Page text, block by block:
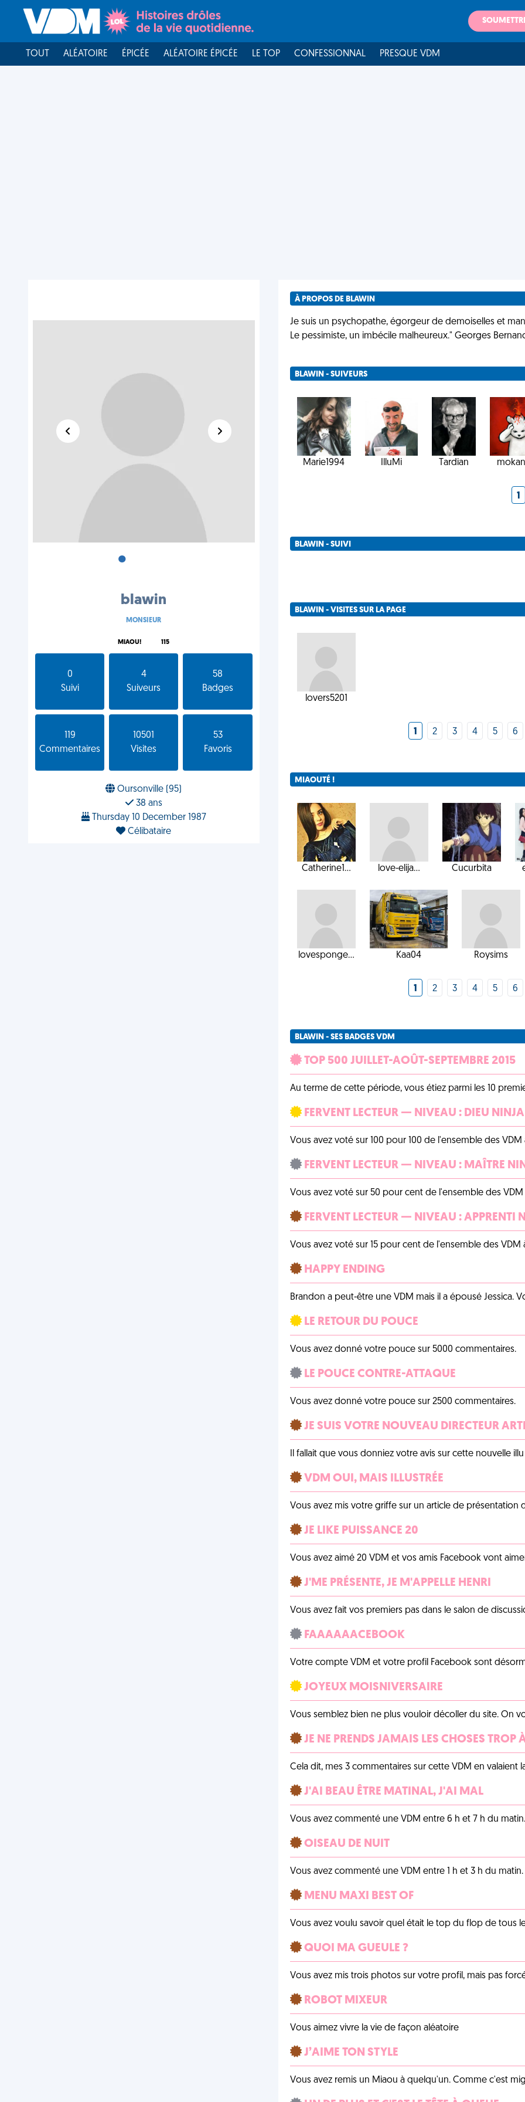
TOUT ALÉATOIRE ÉPICÉE ALÉATOIRE ÉPICÉE LE TOP CONFESSIONNAL PRESQUE VDM
•
blawin
MONSIEUR
MIAOU! 115
0
Suivi
4
Suiveurs
58
Badges
119
Commentaires
10501
Visites
53
Favoris
Oursonville (95)
38 ans
Thursday 10 December 1987
Célibataire
À PROPOS DE BLAWIN
Je suis un psychopathe, égorgeur de demoiselles et
Le pessimiste, un imbécile malheureux." Georges
BLAWIN - SUIVEURS
Marie1994 IlluMi Tardian
1
BLAWIN - SUIVI
BLAWIN - VISITES SUR LA PAGE
lovers5201
1 2 3 4 5 6
MIAOUTÉ !
Catherine1... love-elija... Cucurbita
lovesponge... Kaa04 Roysims
1 2 3 4 5 6
BLAWIN - SES BADGES VDM
TOP 500 JUILLET-AOÛT-SEPTEMBRE 2015
Au terme de cette période, vous étiez parmi les 10
FERVENT LECTEUR — NIVEAU : DIEU NINJA
Vous avez voté sur 100 pour 100 de l'ensemble des VDM
FERVENT LECTEUR — NIVEAU : MAÎTRE
Vous avez voté sur 50 pour cent de l'ensemble des VDM
FERVENT LECTEUR — NIVEAU : APPRENTI
Vous avez voté sur 15 pour cent de l'ensemble des VDM
HAPPY ENDING
Brandon a peut-être une VDM mais il a épousé Jessica.
LE RETOUR DU POUCE
Vous avez donné votre pouce sur 5000 commentaires.
LE POUCE CONTRE-ATTAQUE
Vous avez donné votre pouce sur 2500 commentaires.
JE SUIS VOTRE NOUVEAU DIRECTEUR
Il fallait que vous donniez votre avis sur cette nouvelle
VDM OUI, MAIS ILLUSTRÉE
Vous avez mis votre griffe sur un article de présentation
JE LIKE PUISSANCE 20
Vous avez aimé 20 VDM et vos amis Facebook vont
J'ME PRÉSENTE, JE M'APPELLE HENRI
Vous avez fait vos premiers pas dans le salon de
FAAAAAACEBOOK
Votre compte VDM et votre profil Facebook sont
JOYEUX MOISNIVERSAIRE
Vous semblez bien ne plus vouloir décoller du site. On
JE NE PRENDS JAMAIS LES CHOSES TROP
Cela dit, mes 3 commentaires sur cette VDM en valaient
J'AI BEAU ÊTRE MATINAL, J'AI MAL
Vous avez commenté une VDM entre 6 h et 7 h du matin.
OISEAU DE NUIT
Vous avez commenté une VDM entre 1 h et 3 h du matin.
MENU MAXI BEST OF
Vous avez voulu savoir quel était le top du flop de tous
QUOI MA GUEULE ?
Vous avez mis trois photos sur votre profil, mais pas
ROBOT MIXEUR
Vous aimez vivre la vie de façon aléatoire
J’AIME TON STYLE
Vous avez remis un Miaou à quelqu'un. Comme c'est